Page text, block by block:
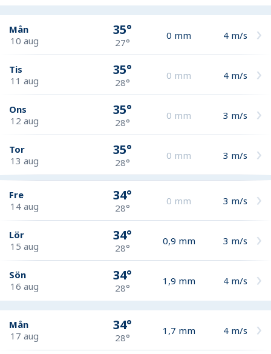
Mån
10 aug
35°
27°
0 mm 4 m/s
Tis
11 aug
35°
28°
0 mm 4 m/s
Ons
12 aug
35°
28°
0 mm 3 m/s
Tor
13 aug
35°
28°
0 mm 3 m/s
Fre
14 aug
34°
28°
0 mm 3 m/s
Lör
15 aug
34°
28°
0,9 mm 3 m/s
Sön
16 aug
34°
28°
1,9 mm 4 m/s
Mån
17 aug
34°
28°
1,7 mm 4 m/s